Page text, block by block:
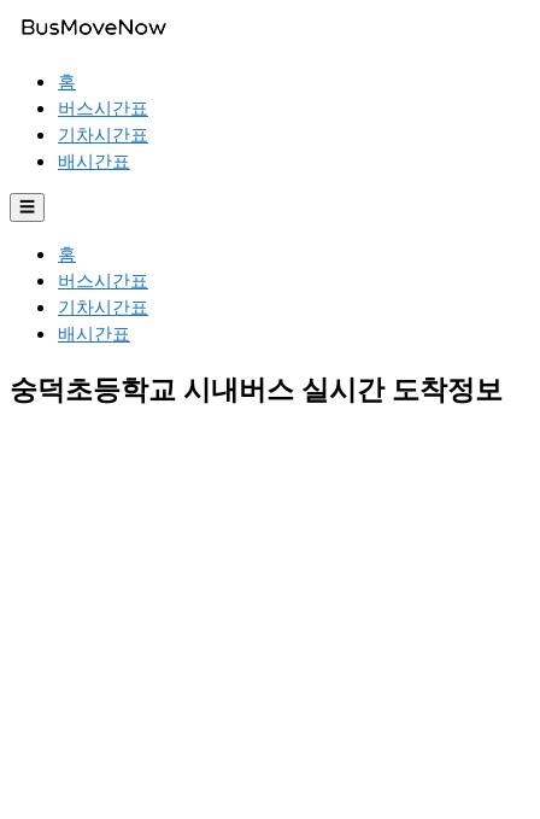
홈
버스시간표
기차시간표
배시간표
☰
홈
버스시간표
기차시간표
배시간표
숭덕초등학교 시내버스 실시간 도착정보